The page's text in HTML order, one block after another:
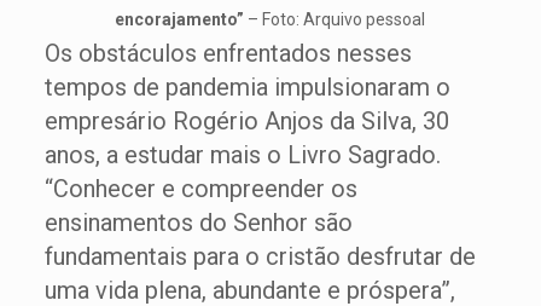
encorajamento” – Foto: Arquivo pessoal
Os obstáculos enfrentados nesses
tempos de pandemia impulsionaram o
empresário Rogério Anjos da Silva, 30
anos, a estudar mais o Livro Sagrado.
“Conhecer e compreender os
ensinamentos do Senhor são
fundamentais para o cristão desfrutar de
uma vida plena, abundante e próspera”,